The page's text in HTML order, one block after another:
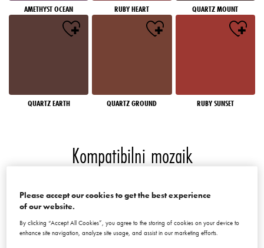
AMETHYST OCEAN RUBY HEART QUARTZ MOUNT
QUARTZ EARTH QUARTZ GROUND RUBY SUNSET
Kompatibilni mozaik
Please accept our cookies to get the best experience
of our website.
By clicking “Accept All Cookies”, you agree to the storing of cookies on your device to
enhance site navigation, analyze site usage, and assist in our marketing efforts.